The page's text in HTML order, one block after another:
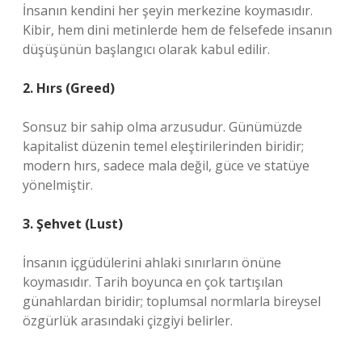
İnsanın kendini her şeyin merkezine koymasıdır.
Kibir, hem dini metinlerde hem de felsefede insanın
düşüşünün başlangıcı olarak kabul edilir.
2. Hırs (Greed)
Sonsuz bir sahip olma arzusudur. Günümüzde
kapitalist düzenin temel eleştirilerinden biridir;
modern hırs, sadece mala değil, güce ve statüye
yönelmiştir.
3. Şehvet (Lust)
İnsanın içgüdülerini ahlaki sınırların önüne
koymasıdır. Tarih boyunca en çok tartışılan
günahlardan biridir; toplumsal normlarla bireysel
özgürlük arasındaki çizgiyi belirler.